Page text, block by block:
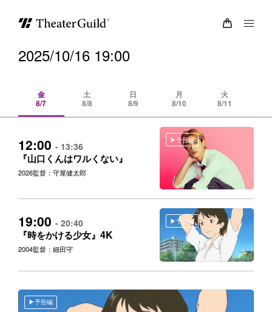
2025/10/16 19:00
金
8/7
土
8/8
日
8/9
月
8/10
火
8/11
予告編
12:00 - 13:36
『山口くんはワルくない』
2026監督：守屋健太郎
予告編
19:00 - 20:40
『時をかける少女』 4K
2004監督：細田守
予告編